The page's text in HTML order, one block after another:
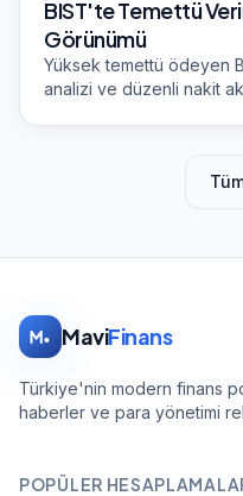
BIST'te Temettü
Görünümü
Yüksek temettü ödeyen
analizi ve düzenli nakit
MaviFinans
Türkiye'nin modern finans
haberler ve para yönetimi
POPÜLER